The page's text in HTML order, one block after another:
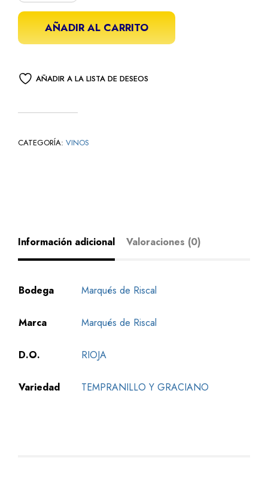
AÑADIR AL CARRITO
AÑADIR A LA LISTA DE DESEOS
CATEGORÍA: VINOS
Información adicional Valoraciones (0)
Bodega Marqués de Riscal
Marca Marqués de Riscal
D.O. RIOJA
Variedad TEMPRANILLO Y GRACIANO